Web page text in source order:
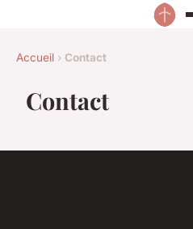
Accueil › Contact
Contact